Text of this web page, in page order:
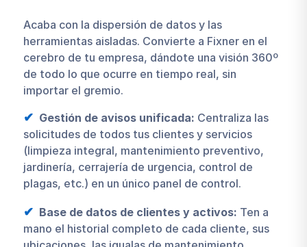
Acaba con la dispersión de datos y las
herramientas aisladas. Convierte a Fixner en el
cerebro de tu empresa, dándote una visión 360º
de todo lo que ocurre en tiempo real, sin
importar el gremio.
Gestión de avisos unificada: Centraliza las
solicitudes de todos tus clientes y servicios
(limpieza integral, mantenimiento preventivo,
jardinería, cerrajería de urgencia, control de
plagas, etc.) en un único panel de control.
Base de datos de clientes y activos: Ten a
mano el historial completo de cada cliente, sus